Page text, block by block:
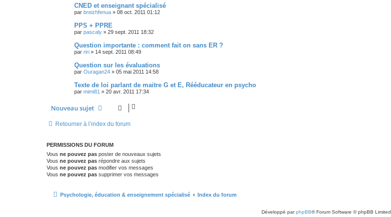
CNED et enseignant spécialisé
par breizhfenua » 08 oct. 2011 01:12
PPS + PPRE
par pascaly » 29 sept. 2011 18:32
Question importante : comment fait on sans ER ?
par riri » 14 sept. 2011 08:49
Question sur les évaluations
par Ouragan24 » 05 mai 2011 14:58
Texte de loi parlant de maitre G et E, Rééducateur en psycho
par mimi81 » 20 avr. 2011 17:34
Nouveau sujet
Retourner à l’index du forum
PERMISSIONS DU FORUM
Vous ne pouvez pas poster de nouveaux sujets
Vous ne pouvez pas répondre aux sujets
Vous ne pouvez pas modifier vos messages
Vous ne pouvez pas supprimer vos messages
Psychologie, éducation & enseignement spécialisé Index du forum
Développé parphpBB® Forum Software © phpBB Limited